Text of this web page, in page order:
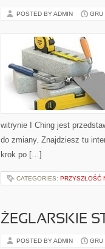
POSTED BY ADMIN GRU
witrynie I Ching jest
do zmiany. Znajdziesz tu
krok po […]
CATEGORIES: PRZYSZŁOŚĆ
ŻEGLARSKIE
POSTED BY ADMIN GRU